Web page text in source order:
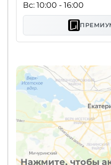
Нажмите, чтобы
Вс: 10:00 - 16:00